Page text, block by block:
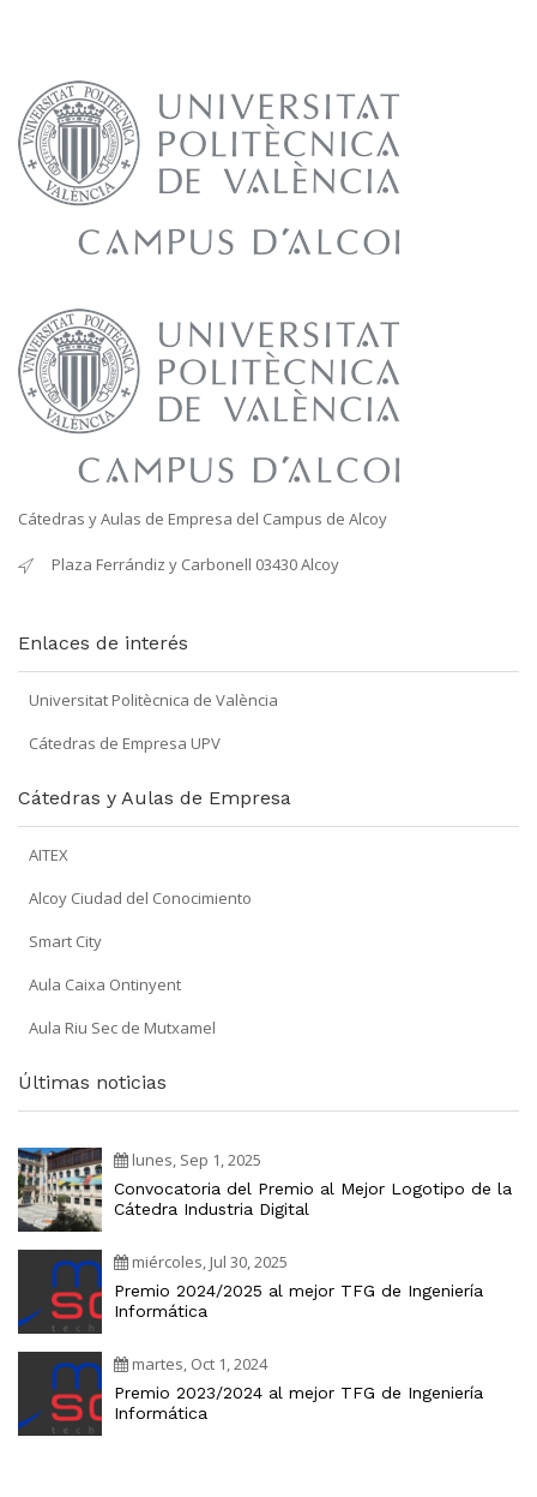
Cátedras y Aulas de Empresa del Campus de Alcoy
Plaza Ferrándiz y Carbonell 03430 Alcoy
Enlaces de interés
Universitat Politècnica de València
Cátedras de Empresa UPV
Cátedras y Aulas de Empresa
AITEX
Alcoy Ciudad del Conocimiento
Smart City
Aula Caixa Ontinyent
Aula Riu Sec de Mutxamel
Últimas noticias
lunes, Sep 1, 2025
Convocatoria del Premio al Mejor Logotipo de la
Cátedra Industria Digital
miércoles, Jul 30, 2025
Premio 2024/2025 al mejor TFG de Ingeniería
Informática
martes, Oct 1, 2024
Premio 2023/2024 al mejor TFG de Ingeniería
Informática